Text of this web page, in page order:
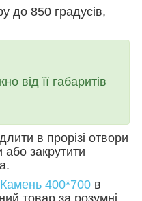
до 850 градусів,
від її габаритів
в прорізі отвори
або закрутити
Камень 400*700 в
товар за розумні